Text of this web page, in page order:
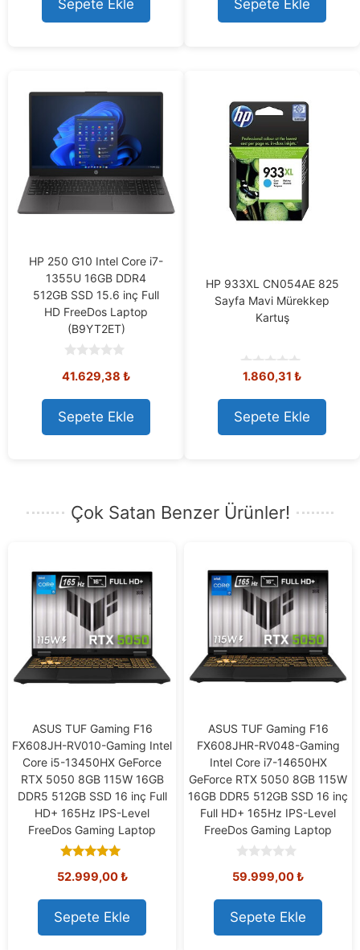
o
f
Sepete Ekle Sepete Ekle
HP 250 G10 Intel Core i7-
1355U 16GB DDR4
512GB SSD 15.6 inç Full
HD FreeDos Laptop
(B9YT2ET)
o
t
o
f
5
41.629,38 ₺
Sepete Ekle
HP 933XL CN054AE 825
Sayfa Mavi Mürekkep
Kartuş
0
u
t
o
f
1.860,31 ₺
Sepete Ekle
Çok Satan Benzer Ürünler!
ASUS TUF Gaming F16
FX608JH-RV010-Gaming Intel
Core i5-13450HX GeForce
RTX 5050 8GB 115W 16GB
DDR5 512GB SSD 16 inç Full
HD+ 165Hz IPS-Level
FreeDos Gaming Laptop
out of 5
52.999,00₺
Sepete Ekle
ASUS TUF Gaming F16
FX608JHR-RV048-Gaming
Intel Core i7-14650HX
GeForce RTX 5050 8GB 115W
16GB DDR5 512GB SSD 16 inç
Full HD+ 165Hz IPS-Level
FreeDos Gaming Laptop
o
t
o
f
5
59.999,00₺
Sepete Ekle